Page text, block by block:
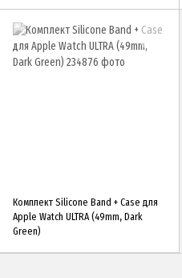
Комплект Silicone Band + Case для
Apple Watch ULTRA (49mm, Dark
Green)